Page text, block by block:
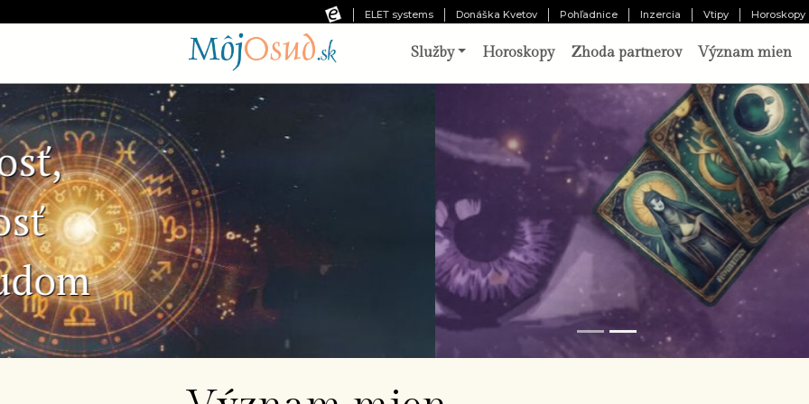
ELET systems Donáška Kvetov Pohľadnice Inzercia Vtipy Horoskopy
Služby Horoskopy Zhoda partnerov Význam mien
Čo vám pripravil osud?
Nechajte tri karty prehovoriť o vašej minulosti,
prítomnosti a budúcnosti. Výklad pripravený
odborníkom.
Odhaliť
Predchádzajúca snímka